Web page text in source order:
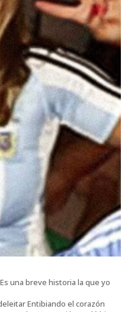
una breve historia la que yo
Entibiando el corazón